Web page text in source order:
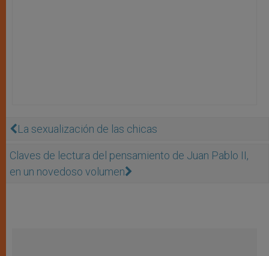
La sexualización de las chicas
Claves de lectura del pensamiento de Juan Pablo II,
en un novedoso volumen